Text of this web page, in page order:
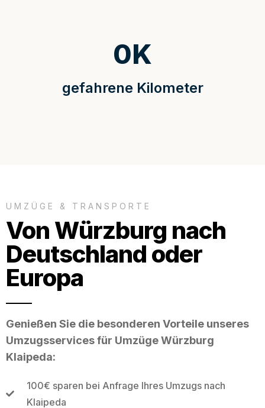
gefahrene Kilometer
0K
UMZÜGE & TRANSPORTE
Von Würzburg nach
Deutschland oder
Europa
Genießen Sie die besonderen Vorteile unseres
Umzugsservices für Umzüge Würzburg
Klaipeda:
100€ sparen bei Anfrage Ihres Umzugs nach
Klaipeda